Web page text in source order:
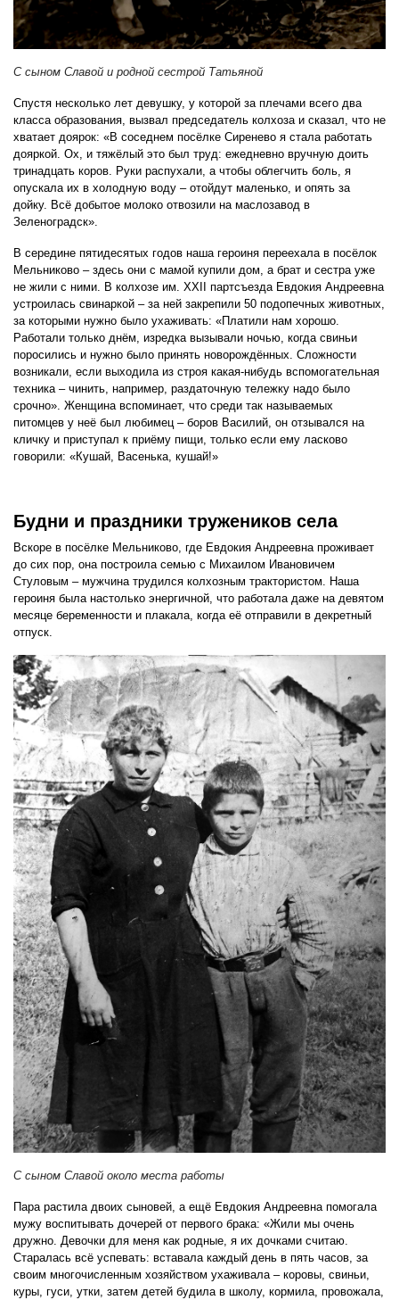
С сыном Славой и родной сестрой Татьяной
Спустя несколько лет девушку, у которой за плечами всего два
класса образования, вызвал председатель колхоза и сказал, что не
хватает доярок: «В соседнем посёлке Сиренево я стала работать
дояркой. Ох, и тяжёлый это был труд: ежедневно вручную доить
тринадцать коров. Руки распухали, а чтобы облегчить боль, я
опускала их в холодную воду – отойдут маленько, и опять за
дойку. Всё добытое молоко отвозили на маслозавод в
Зеленоградск».
В середине пятидесятых годов наша героиня переехала в посёлок
Мельниково – здесь они с мамой купили дом, а брат и сестра уже
не жили с ними. В колхозе им. ХХII партсъезда Евдокия Андреевна
устроилась свинаркой – за ней закрепили 50 подопечных животных,
за которыми нужно было ухаживать: «Платили нам хорошо.
Работали только днём, изредка вызывали ночью, когда свиньи
поросились и нужно было принять новорождённых. Сложности
возникали, если выходила из строя какая-нибудь вспомогательная
техника – чинить, например, раздаточную тележку надо было
срочно». Женщина вспоминает, что среди так называемых
питомцев у неё был любимец – боров Василий, он отзывался на
кличку и приступал к приёму пищи, только если ему ласково
говорили: «Кушай, Васенька, кушай!»
Будни и праздники тружеников села
Вскоре в посёлке Мельниково, где Евдокия Андреевна проживает
до сих пор, она построила семью с Михаилом Ивановичем
Стуловым – мужчина трудился колхозным трактористом. Наша
героиня была настолько энергичной, что работала даже на девятом
месяце беременности и плакала, когда её отправили в декретный
отпуск.
С сыном Славой около места работы
Пара растила двоих сыновей, а ещё Евдокия Андреевна помогала
мужу воспитывать дочерей от первого брака: «Жили мы очень
дружно. Девочки для меня как родные, я их дочками считаю.
Старалась всё успевать: вставала каждый день в пять часов, за
своим многочисленным хозяйством ухаживала – коровы, свиньи,
куры, гуси, утки, затем детей будила в школу, кормила, провожала,